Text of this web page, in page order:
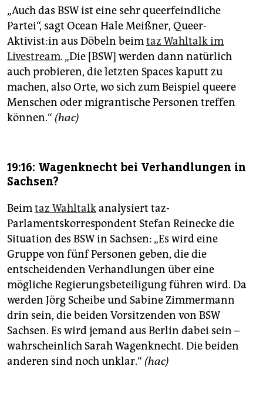
„Auch das BSW ist eine sehr queerfeindliche
Partei“, sagt Ocean Hale Meißner, Queer-
Aktivist:in aus Döbeln beimtaz Wahltalk im
Livestream. „Die [BSW] werden dann natürlich
auch probieren, die letzten Spaces kaputt zu
machen, also Orte, wo sich zum Beispiel queere
Menschen oder migrantische Personen treffen
können.“ (hac)
19:16: Wagenknecht bei Verhandlungen in
Sachsen?
Beimtaz Wahltalkanalysiert taz-
Parlamentskorrespondent Stefan Reinecke die
Situation des BSW in Sachsen: „Es wird eine
Gruppe von fünf Personen geben, die die
entscheidenden Verhandlungen über eine
mögliche Regierungsbeteiligung führen wird. Da
werden Jörg Scheibe und Sabine Zimmermann
drin sein, die beiden Vorsitzenden von BSW
Sachsen. Es wird jemand aus Berlin dabei sein –
wahrscheinlich Sarah Wagenknecht. Die beiden
anderen sind noch unklar.“ (hac)